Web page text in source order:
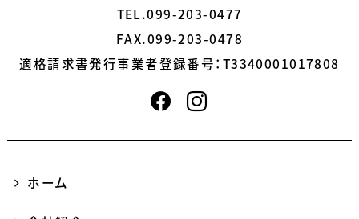
TEL.099-203-0477
FAX.099-203-0478
適格請求書発行事業者登録番号： T3340001017808
ホーム